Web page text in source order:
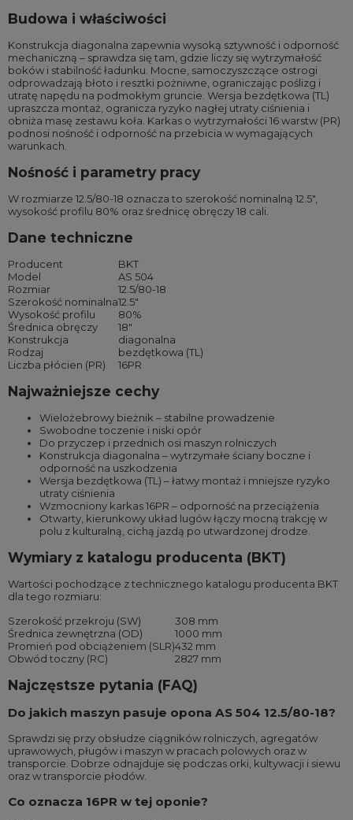
Budowa i właściwości
Konstrukcja diagonalna zapewnia wysoką sztywność i odporność
mechaniczną – sprawdza się tam, gdzie liczy się wytrzymałość
boków i stabilność ładunku. Mocne, samoczyszczące ostrogi
odprowadzają błoto i resztki pożniwne, ograniczając poślizg i
utratę napędu na podmokłym gruncie. Wersja bezdętkowa (TL)
upraszcza montaż, ogranicza ryzyko nagłej utraty ciśnienia i
obniża masę zestawu koła. Karkas o wytrzymałości 16 warstw (PR)
podnosi nośność i odporność na przebicia w wymagających
warunkach.
Nośność i parametry pracy
W rozmiarze 12.5/80-18 oznacza to szerokość nominalną 12.5″,
wysokość profilu 80% oraz średnicę obręczy 18 cali.
Dane techniczne
Producent
BKT
Model
AS 504
Rozmiar
12.5/80-18
Szerokość nominalna12.5″
Wysokość profilu
80%
Średnica obręczy
18″
Konstrukcja
diagonalna
Rodzaj
bezdętkowa (TL)
Liczba płócien (PR)
16PR
Najważniejsze cechy
Wielożebrowy bieżnik – stabilne prowadzenie
Swobodne toczenie i niski opór
Do przyczep i przednich osi maszyn rolniczych
Konstrukcja diagonalna – wytrzymałe ściany boczne i
odporność na uszkodzenia
Wersja bezdętkowa (TL) – łatwy montaż i mniejsze ryzyko
utraty ciśnienia
Wzmocniony karkas 16PR – odporność na przeciążenia
Otwarty, kierunkowy układ lugów łączy mocną trakcję w
polu z kulturalną, cichą jazdą po utwardzonej drodze.
Wymiary z katalogu producenta (BKT)
Wartości pochodzące z technicznego katalogu producenta BKT
dla tego rozmiaru:
Szerokość przekroju (SW)
308 mm
Średnica zewnętrzna (OD)
1000 mm
Promień pod obciążeniem (SLR)432 mm
Obwód toczny (RC)
2827 mm
Najczęstsze pytania (FAQ)
Do jakich maszyn pasuje opona AS 504 12.5/80-18?
Sprawdzi się przy obsłudze ciągników rolniczych, agregatów
uprawowych, pługów i maszyn w pracach polowych oraz w
transporcie. Dobrze odnajduje się podczas orki, kultywacji i siewu
oraz w transporcie płodów.
Co oznacza 16PR w tej oponie?